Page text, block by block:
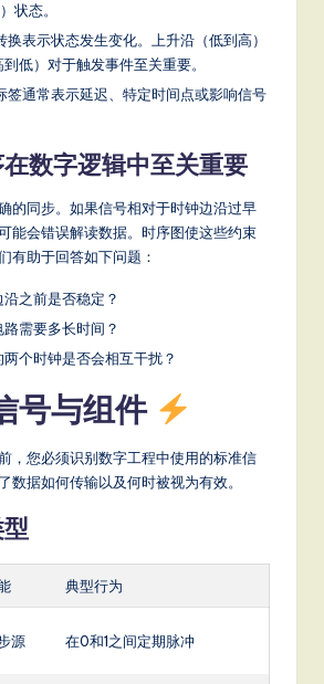
状态。
换表示状态发生变化。上升沿（低到高）
低）对于触发事件至关重要。
签通常表示延迟、特定时间点或影响信号
数字逻辑中至关重要
的同步。如果信号相对于时钟边沿过早
能会错误解读数据。时序图使这些约束
有助于回答如下问题：
之前是否稳定？
需要多长时间？
个时钟是否会相互干扰？
号与组件
，您必须识别数字工程中使用的标准信
数据如何传输以及何时被视为有效。
典型行为
源 在0和1之间定期脉冲